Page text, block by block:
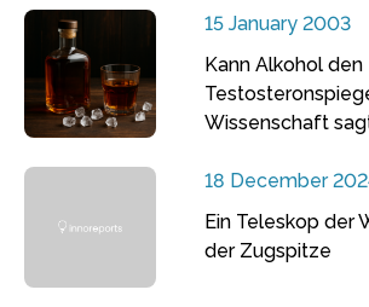
15 January 2003
Kann Alkohol den
Wissenschaft
18 December
Ein Teleskop der
der Zugspitze